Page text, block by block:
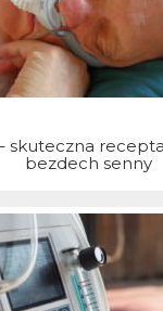
skuteczna
bezdech senny